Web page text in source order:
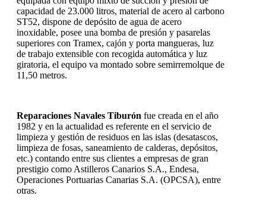
capacidad de 23.000 litros, material de acero al carbono
ST52, dispone de depósito de agua de acero
inoxidable, posee una bomba de presión y pasarelas
superiores con Tramex, cajón y porta mangueras, luz
de trabajo extensible con recogida automática y luz
giratoria, el equipo va montado sobre semirremolque de
11,50 metros.
Reparaciones Navales Tiburón fue creada en el año
1982 y en la actualidad es referente en el servicio de
limpieza y gestión de residuos en las islas (desatascos,
limpieza de fosas, saneamiento de calderas, depósitos,
etc.) contando entre sus clientes a empresas de gran
prestigio como Astilleros Canarios S.A., Endesa,
Operaciones Portuarias Canarias S.A. (OPCSA), entre
otras.